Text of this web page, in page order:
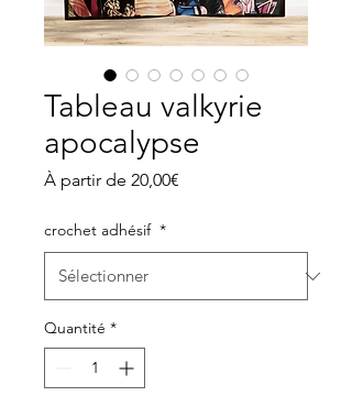
Tableau valkyrie
apocalypse
À partir de 20,00€
crochet adhésif *
Quantité *